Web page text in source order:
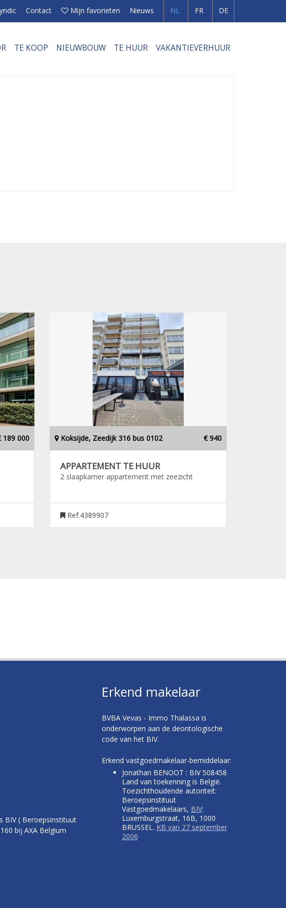
Contact Mijn favorieten Nieuws NL FR DE
TE KOOP NIEUWBOUW TE HUUR VAKANTIEVERHUUR
189 000 Koksijde, Zeedijk 316 bus 0102 € 940
APPARTEMENT TE HUUR
2 slaapkamer appartement met zeezicht
Ref.4389907
BIV ( Beroepsinstituut
bij AXA Belgium
Erkend makelaar
BVBA Vevas - Immo Thalassa is
onderworpen aan de deontologische
code van het BIV.
Erkend vastgoedmakelaar-bemiddelaar:
Jonathan BENOOT : BIV 508458
Land van toekenning is België.
Toezichthoudende autoriteit:
Beroepsinstituut
Vastgoedmakelaars, BIV:
Luxemburgstraat, 16B, 1000
BRUSSEL. KB van 27 september
2006